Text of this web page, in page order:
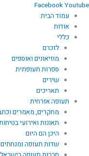
FacebookYoutube
עמוד הבית
אודות
כללי
לזכרם
מוזיאונים ואוספים
ספרות תעופתית
שירים
תאריכים
תעופה אזרחית
מחקרים, מאמרים
תאונות ואירועי
היכן הם היום
שדות תעופה ומנחתים